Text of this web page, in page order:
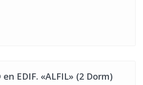
EDIF. «ALFIL» (2 Dorm)